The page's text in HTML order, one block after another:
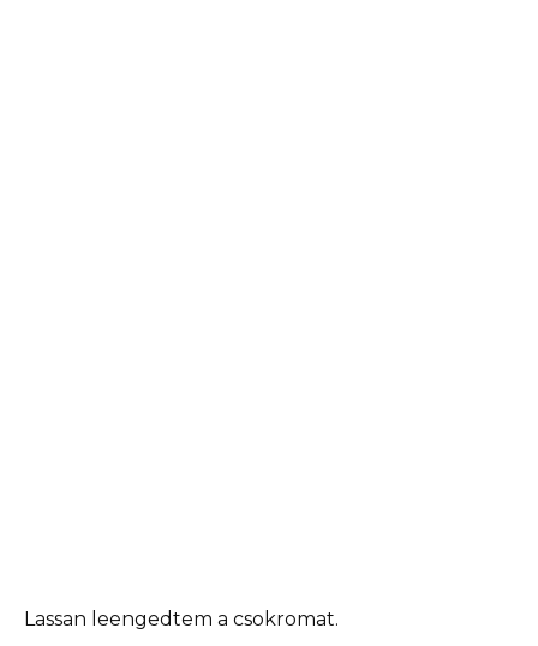
Lassan leengedtem a csokromat.